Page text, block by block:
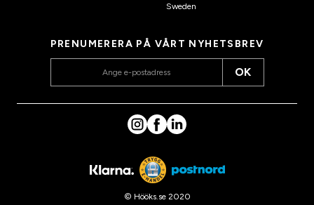
Sweden
PRENUMERERA PÅ VÅRT NYHETSBREV
OK
© Hööks.se 2020